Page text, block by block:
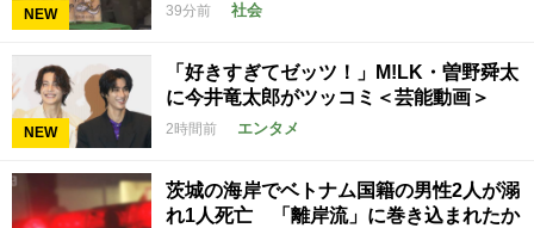
NEW 39分前 社会
NEW
「好きすぎてゼッツ！」M!LK・曽野舜太
に今井竜太郎がツッコミ＜芸能動画＞
2時間前 エンタメ
茨城の海岸でベトナム国籍の男性2人が溺
れ1人死亡 「離岸流」に巻き込まれたか